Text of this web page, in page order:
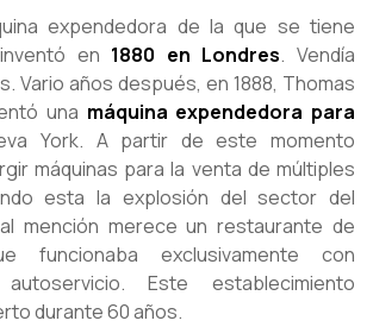
expendedora de la que se tiene
en 1880 en Londres. Vendía
Vario años después, en 1888, Thomas
una máquina expendedora para
York. A partir de este momento
máquinas para la venta de múltiples
esta la explosión del sector del
mención merece un restaurante de
funcionaba exclusivamente con
Este establecimiento
durante 60 años.